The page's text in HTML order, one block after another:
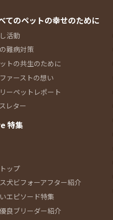
てのペットの幸せのために
活動
難病対策
トの共生のために
ァーストの想い
ーペットレポート
レター
特集
ップ
犬ビフォーアフター紹介
エピソード特集
良ブリーダー紹介